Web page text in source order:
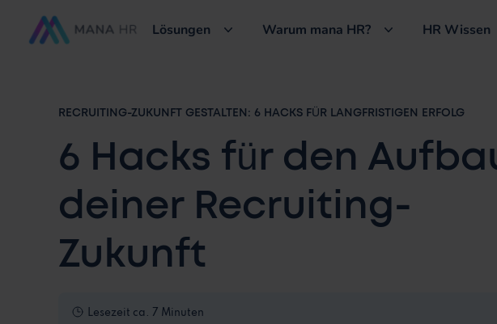
Lösungen Warum mana HR? HR Wissen
RECRUITING-ZUKUNFT GESTALTEN: 6 HACKS FÜR LANGFRISTIGEN ERFOLG
6 Hacks für den
deiner Recruiting-
Zukunft
Lesezeit ca. 7 Minuten